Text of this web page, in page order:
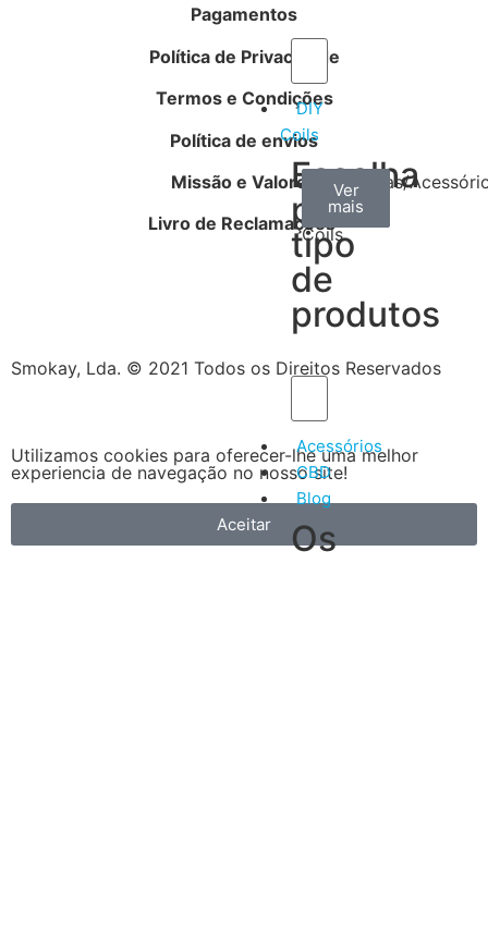
DIY
Coils
Escolha
por
tipo
de
produtos
Arame
Coils
Ver
mais
Algodão
Ver
mais
Ferramentas/
Ver
mais
Acessórios
CBD
Blog
Os
Pagamentos
Política de Privacidade
Termos e Condições
Política de envios
Missão e Valores
Livro de Reclamações
Smokay, Lda. © 2021 Todos os Direitos Reservados
Utilizamos cookies para oferecer-lhe uma melhor
experiencia de navegação no nosso site!
Aceitar